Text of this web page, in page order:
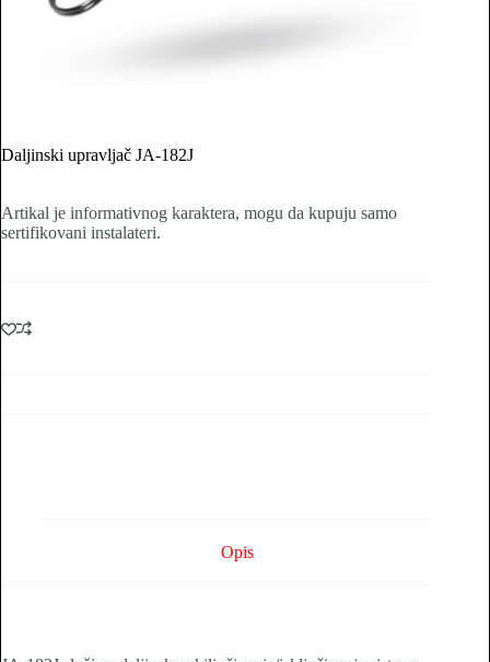
Daljinski upravljač JA-182J
Artikal je informativnog karaktera, mogu da kupuju samo
sertifikovani instalateri.
Opis